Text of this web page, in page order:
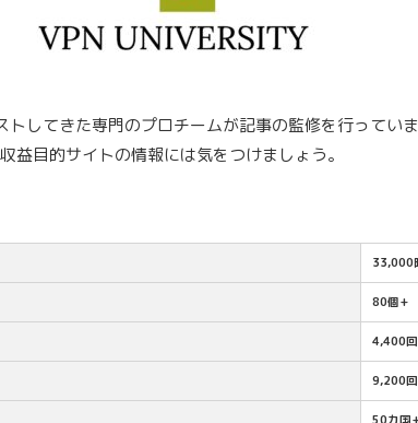
してきた専門のプロチームが記事の監修を行ってい
益目的サイトの情報には気をつけましょう。
33,000
80個+
4,400
9,200
50カ国